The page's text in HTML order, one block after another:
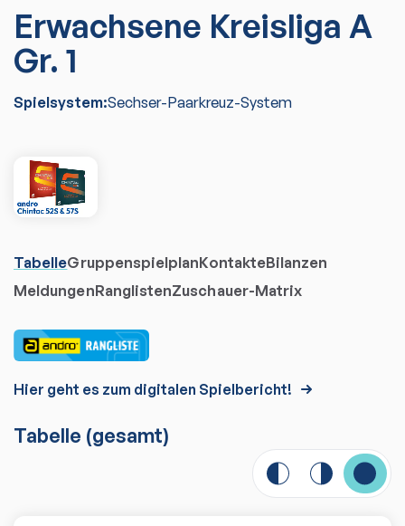
Erwachsene Kreisliga A
Gr. 1
Spielsystem:Sechser-Paarkreuz-System
TabelleGruppenspielplanKontakteBilanzen
MeldungenRanglistenZuschauer-Matrix
Hier geht es zum digitalen Spielbericht!
Tabelle (gesamt)